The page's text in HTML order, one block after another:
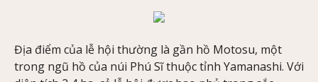
Địa điểm của lễ hội thường là gần hồ Motosu, một
trong ngũ hồ của núi Phú Sĩ thuộc tỉnh Yamanashi. Với